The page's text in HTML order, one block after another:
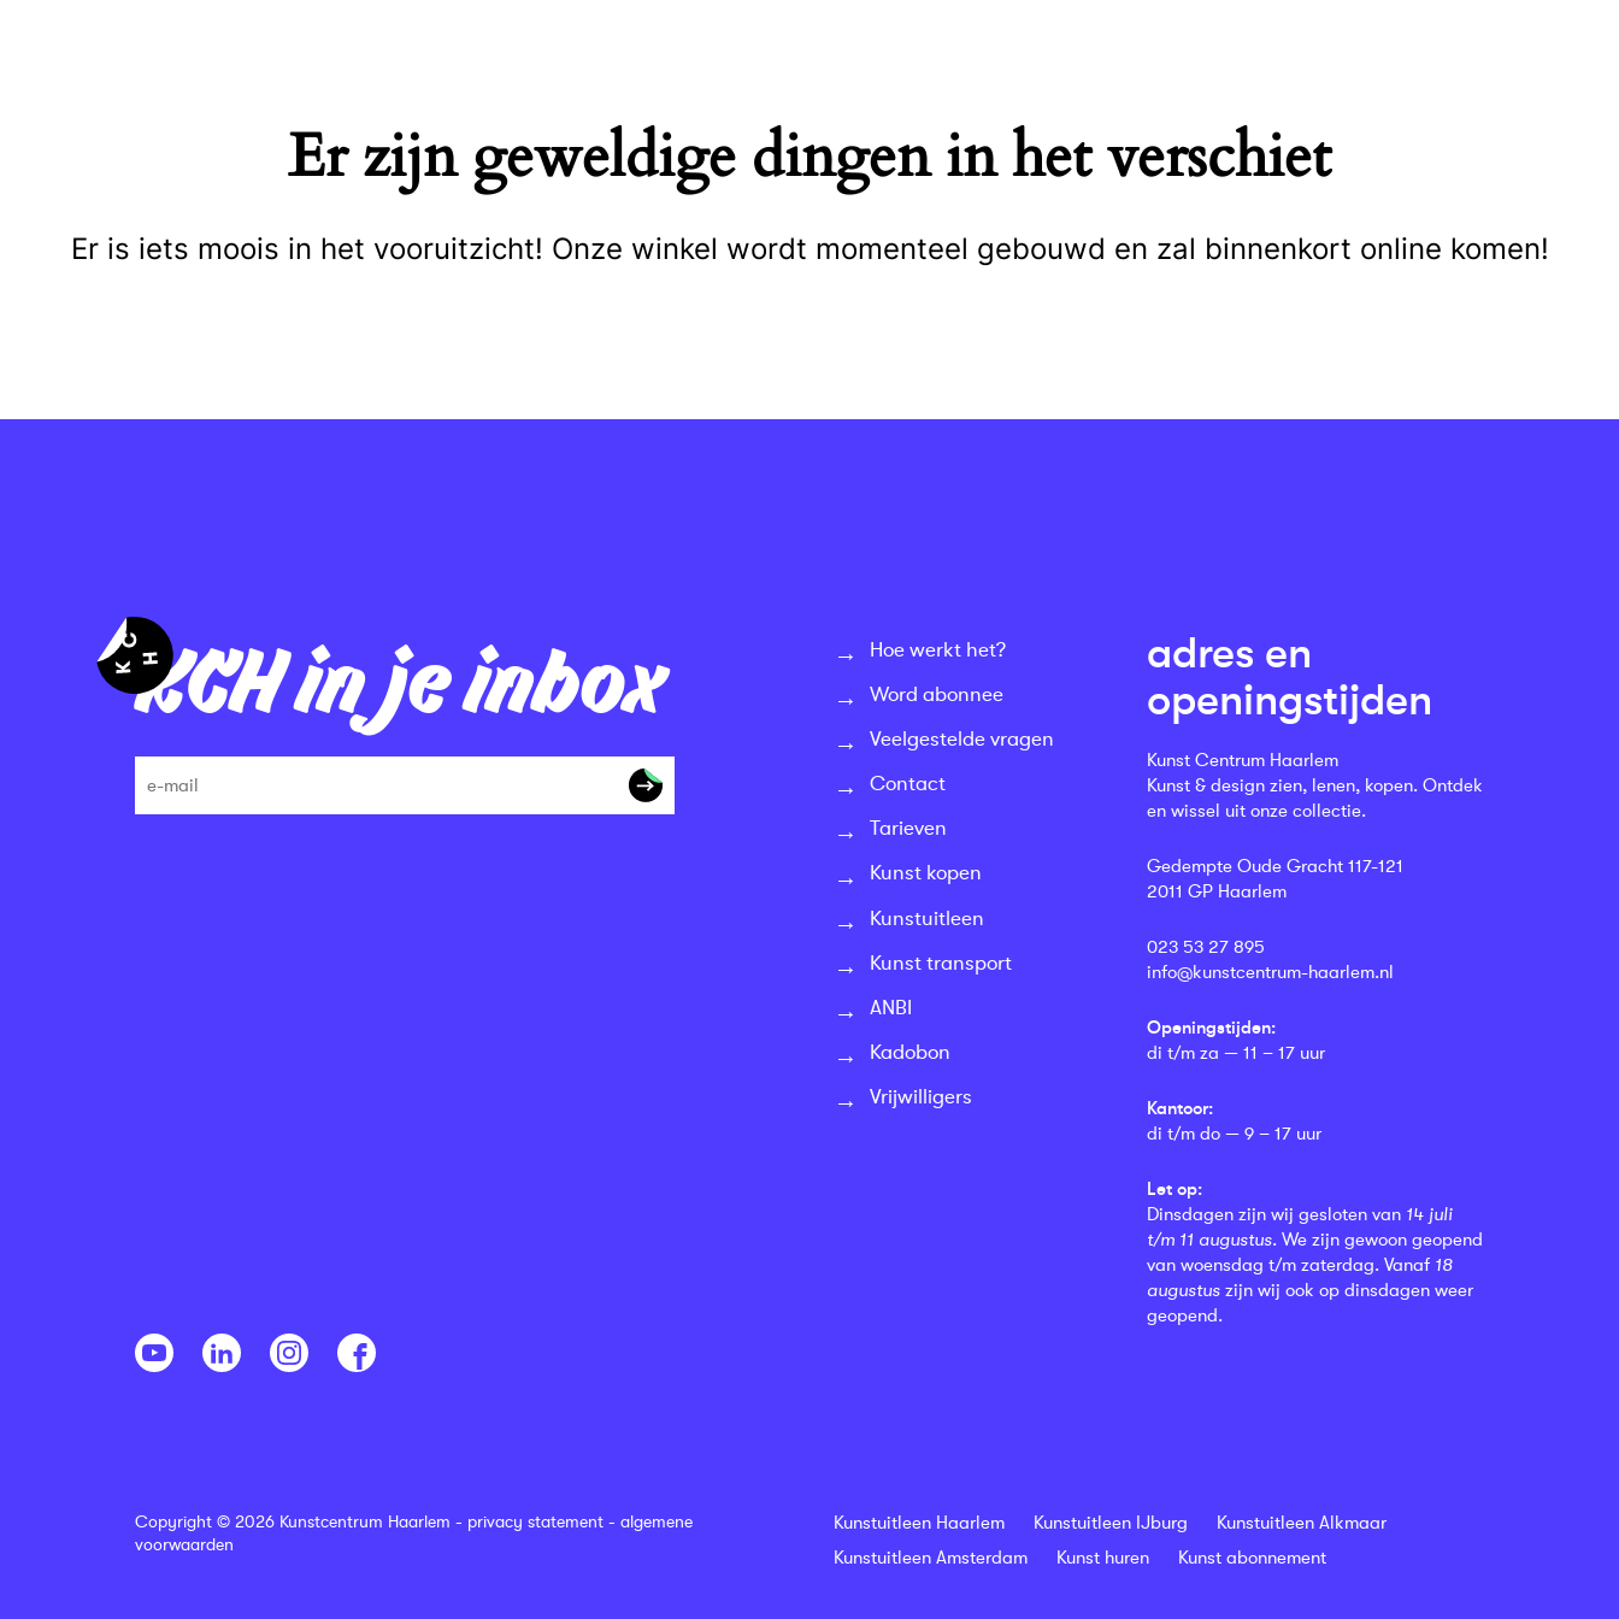
Er zijn geweldige dingen in het verschiet
Er is iets moois in het vooruitzicht! Onze winkel wordt momenteel gebouwd en zal binnenkort online komen!
KCH in je inbox
Hoe werkt het?
Word abonnee
Veelgestelde vragen
Contact
Tarieven
Kunst kopen
Kunstuitleen
Kunst transport
ANBI
Kadobon
Vrijwilligers
adres en
openingstijden
Kunst Centrum Haarlem
Kunst & design zien, lenen, kopen. Ontdek
en wissel uit onze collectie.
Gedempte Oude Gracht 117-121
2011 GP Haarlem
023 53 27 895
info@kunstcentrum-haarlem.nl
Openingstijden:
di t/m za — 11 – 17 uur
Kantoor:
di t/m do — 9 – 17 uur
Let op:
Dinsdagen zijn wij gesloten van 14 juli
t/m 11 augustus. We zijn gewoon geopend
van woensdag t/m zaterdag. Vanaf 18
augustus zijn wij ook op dinsdagen weer
geopend.
Copyright © 2026 Kunstcentrum Haarlem - privacy statement - algemene
voorwaarden
Kunstuitleen Haarlem Kunstuitleen IJburg
Kunstuitleen Alkmaar
Kunstuitleen Amsterdam
Kunst huren Kunst abonnement